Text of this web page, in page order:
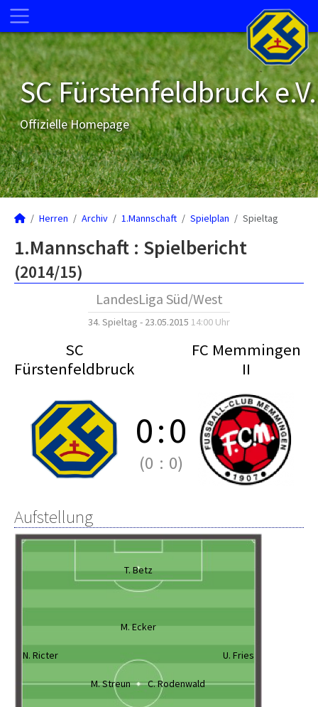
SC Fürstenfeldbruck e.V.
Offizielle Homepage
Herren Archiv 1.Mannschaft Spielplan Spieltag
1.Mannschaft : Spielbericht
(2014/15)
LandesLiga Süd/West
34. Spieltag - 23.05.2015 14:00 Uhr
SC
Fürstenfeldbruck
FC Memmingen
II
0:0
(0 : 0)
Aufstellung
T. Betz
M. Ecker
N. Ricter U. Fries
M. Streun C. Rodenwald